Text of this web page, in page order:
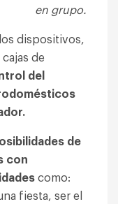
en grupo.
dispositivos,
de
del
de
con
como:
fiesta, ser el